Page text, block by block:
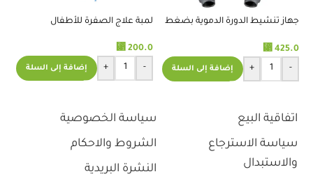
جهاز تنشيط الدورة الدموية بضغط
⃁ 425.0
-
+ إضافة إلى السلة
لمبة علاج الصفرة للأطفال
⃁ 200.0
-
+ إضافة إلى السلة
اتفاقية البيع
سياسة الاسترجاع
والاستبدال
سياسة الخصوصية
الشروط والاحكام
النشرة البريدية